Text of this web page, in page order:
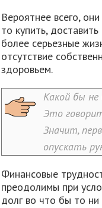
Вероятнее всего,
то купить,
более серьезные
отсутствие
здоровьем.
Какой бы
Это
Значит,
опускать
Финансовые
преодолимы при
долг во что бы то ни